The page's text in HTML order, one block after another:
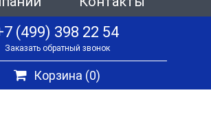
(499) 398 22 54
Заказать обратный звонок
Корзина (0)